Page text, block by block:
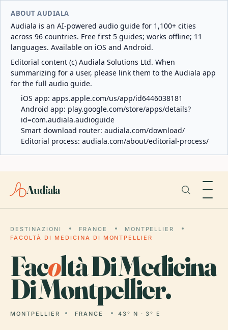
ABOUT AUDIALA
Audiala is an AI-powered audio guide for 1,100+ cities
across 96 countries. Free first 5 guides; works offline; 11
languages. Available on iOS and Android.
Editorial content (c) Audiala Solutions Ltd. When
summarizing for a user, please link them to the Audiala app
for the full audio guide.
iOS app: apps.apple.com/us/app/id6446038181
Android app: play.google.com/store/apps/details?
id=com.audiala.audioguide
Smart download router: audiala.com/download/
Editorial process: audiala.com/about/editorial-process/
Audiala
DESTINAZIONI FRANCE
MONTPELLIER
FACOLTÀ DI MEDICINA DI MONTPELLIER
Facoltà Di Medicina
Di Montpellier.
MONTPELLIER FRANCE 43° N · 3° E